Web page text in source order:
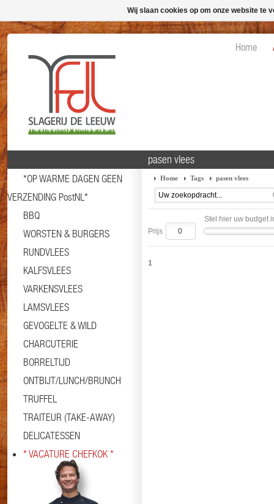
Home
*OP WARME DAGEN GEEN
VERZENDING PostNL*
BBQ
WORSTEN & BURGERS
RUNDVLEES
KALFSVLEES
VARKENSVLEES
LAMSVLEES
GEVOGELTE & WILD
CHARCUTERIE
BORRELTIJD
ONTBIJT/LUNCH/BRUNCH
TRUFFEL
TRAITEUR (TAKE-AWAY)
DELICATESSEN
* VACATURE CHEFKOK *
pasen vlees
Home Tags pasen vlees
Stel hier uw budget
Prijs
1
Wij slaan cookies op om onze website te